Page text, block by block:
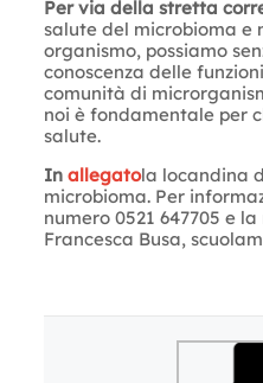
Per via della stretta
salute del microbioma e
organismo, possiamo
conoscenza delle
comunità di
noi è fondamentale per
salute.
In allegatola locandina
microbioma. Per
numero 0521 647705 e
Francesca Busa,